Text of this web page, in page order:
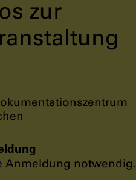
zur
Anmeldung notwendig.